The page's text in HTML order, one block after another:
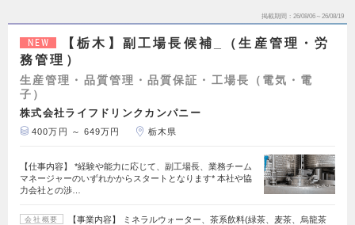
掲載期間 26/08/06～26/08/19
NEW
【栃木】副工場長候補_（生産管理・労
務管理）
生産管理・品質管理・品質保証・工場長（電気・電
子）
株式会社ライフドリンクカンパニー
400万円 ～ 649万円 栃木県
【仕事内容】 *経験や能力に応じて、副工場長、業務チーム
マネージャーのいずれかからスタートとなります* 本社や協
力会社との渉…
会社概要
【事業内容】 ミネラルウォーター、茶系飲料(緑茶、麦茶、烏龍茶